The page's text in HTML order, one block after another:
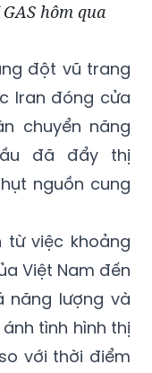
hôm qua
đột vũ trang
Iran đóng cửa
chuyển năng
đã đẩy thị
nguồn cung
từ việc khoảng
Việt Nam đến
năng lượng và
tình hình thị
với thời điểm